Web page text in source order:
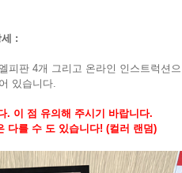
구매
:
피판 4개 그리고 온라인 인스트럭션으
있습니다.
. 이 점 유의해 주시기 바랍니다.
다를 수 도 있습니다! (컬러 랜덤)